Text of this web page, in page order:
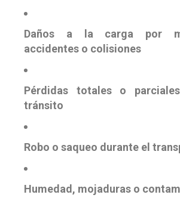
Daños a la carga por
accidentes o colisiones
Pérdidas totales o
tránsito
Robo o saqueo durante el
Humedad, mojaduras o